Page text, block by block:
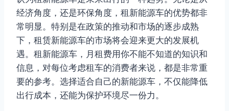
经济角度，还是环保角度，租新能源车的优势都非
常明显。特别是在政策的推动和市场的逐步成熟
下，租赁新能源车的市场将会迎来更大的发展机
遇。租新能源车，月租费用你不能不知道的知识和
信息，对每位考虑租车的消费者来说，都是非常重
要的参考。选择适合自己的新能源车，不仅能降低
出行成本，还能为保护环境尽一份力。